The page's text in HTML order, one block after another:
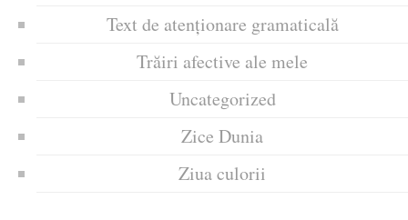
Text de atenționare gramaticală
Trăiri afective ale mele
Uncategorized
Zice Dunia
Ziua culorii